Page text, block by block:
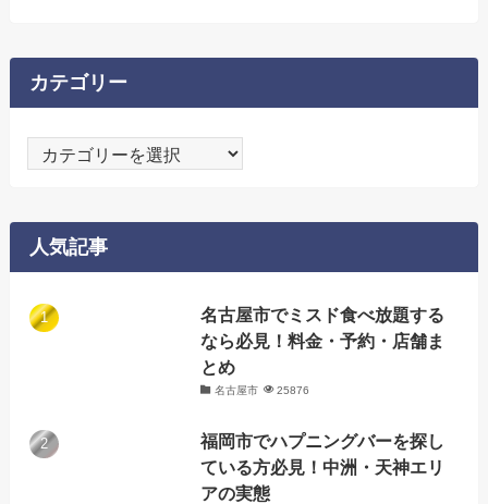
カテゴリー
テ
ー
人気記事
名古屋市でミスド食べ放題する
なら必見！料金・予約・店舗ま
とめ
名古屋市 25876
福岡市でハプニングバーを探し
ている方必見！中洲・天神エリ
アの実態